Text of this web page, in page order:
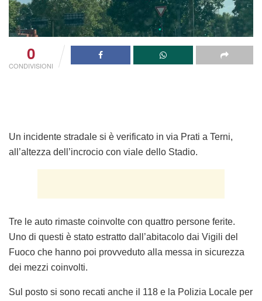
0
CONDIVISIONI
Un incidente stradale si è verificato in via Prati a Terni,
all’altezza dell’incrocio con viale dello Stadio.
Tre le auto rimaste coinvolte con quattro persone ferite.
Uno di questi è stato estratto dall’abitacolo dai Vigili del
Fuoco che hanno poi provveduto alla messa in sicurezza
dei mezzi coinvolti.
Sul posto si sono recati anche il 118 e la Polizia Locale per